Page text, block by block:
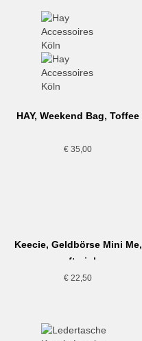
HAY, Weekend Bag, Toffee
€ 35,00
Keecie, Geldbörse Mini Me,
soft pink
€ 22,50